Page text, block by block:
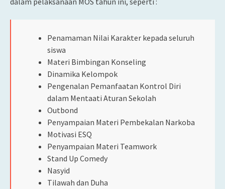
Penamaman Nilai Karakter kepada seluruh
siswa
Materi Bimbingan Konseling
Dinamika Kelompok
Pengenalan Pemanfaatan Kontrol Diri
dalam Mentaati Aturan Sekolah
Outbond
Penyampaian Materi Pembekalan Narkoba
Motivasi ESQ
Penyampaian Materi Teamwork
Stand Up Comedy
Nasyid
Tilawah dan Duha